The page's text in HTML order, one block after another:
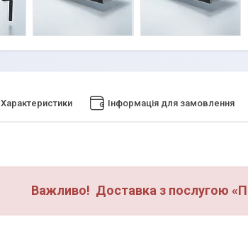
Характеристики Інформація для замовлення
Важливо! Доставка з послугою